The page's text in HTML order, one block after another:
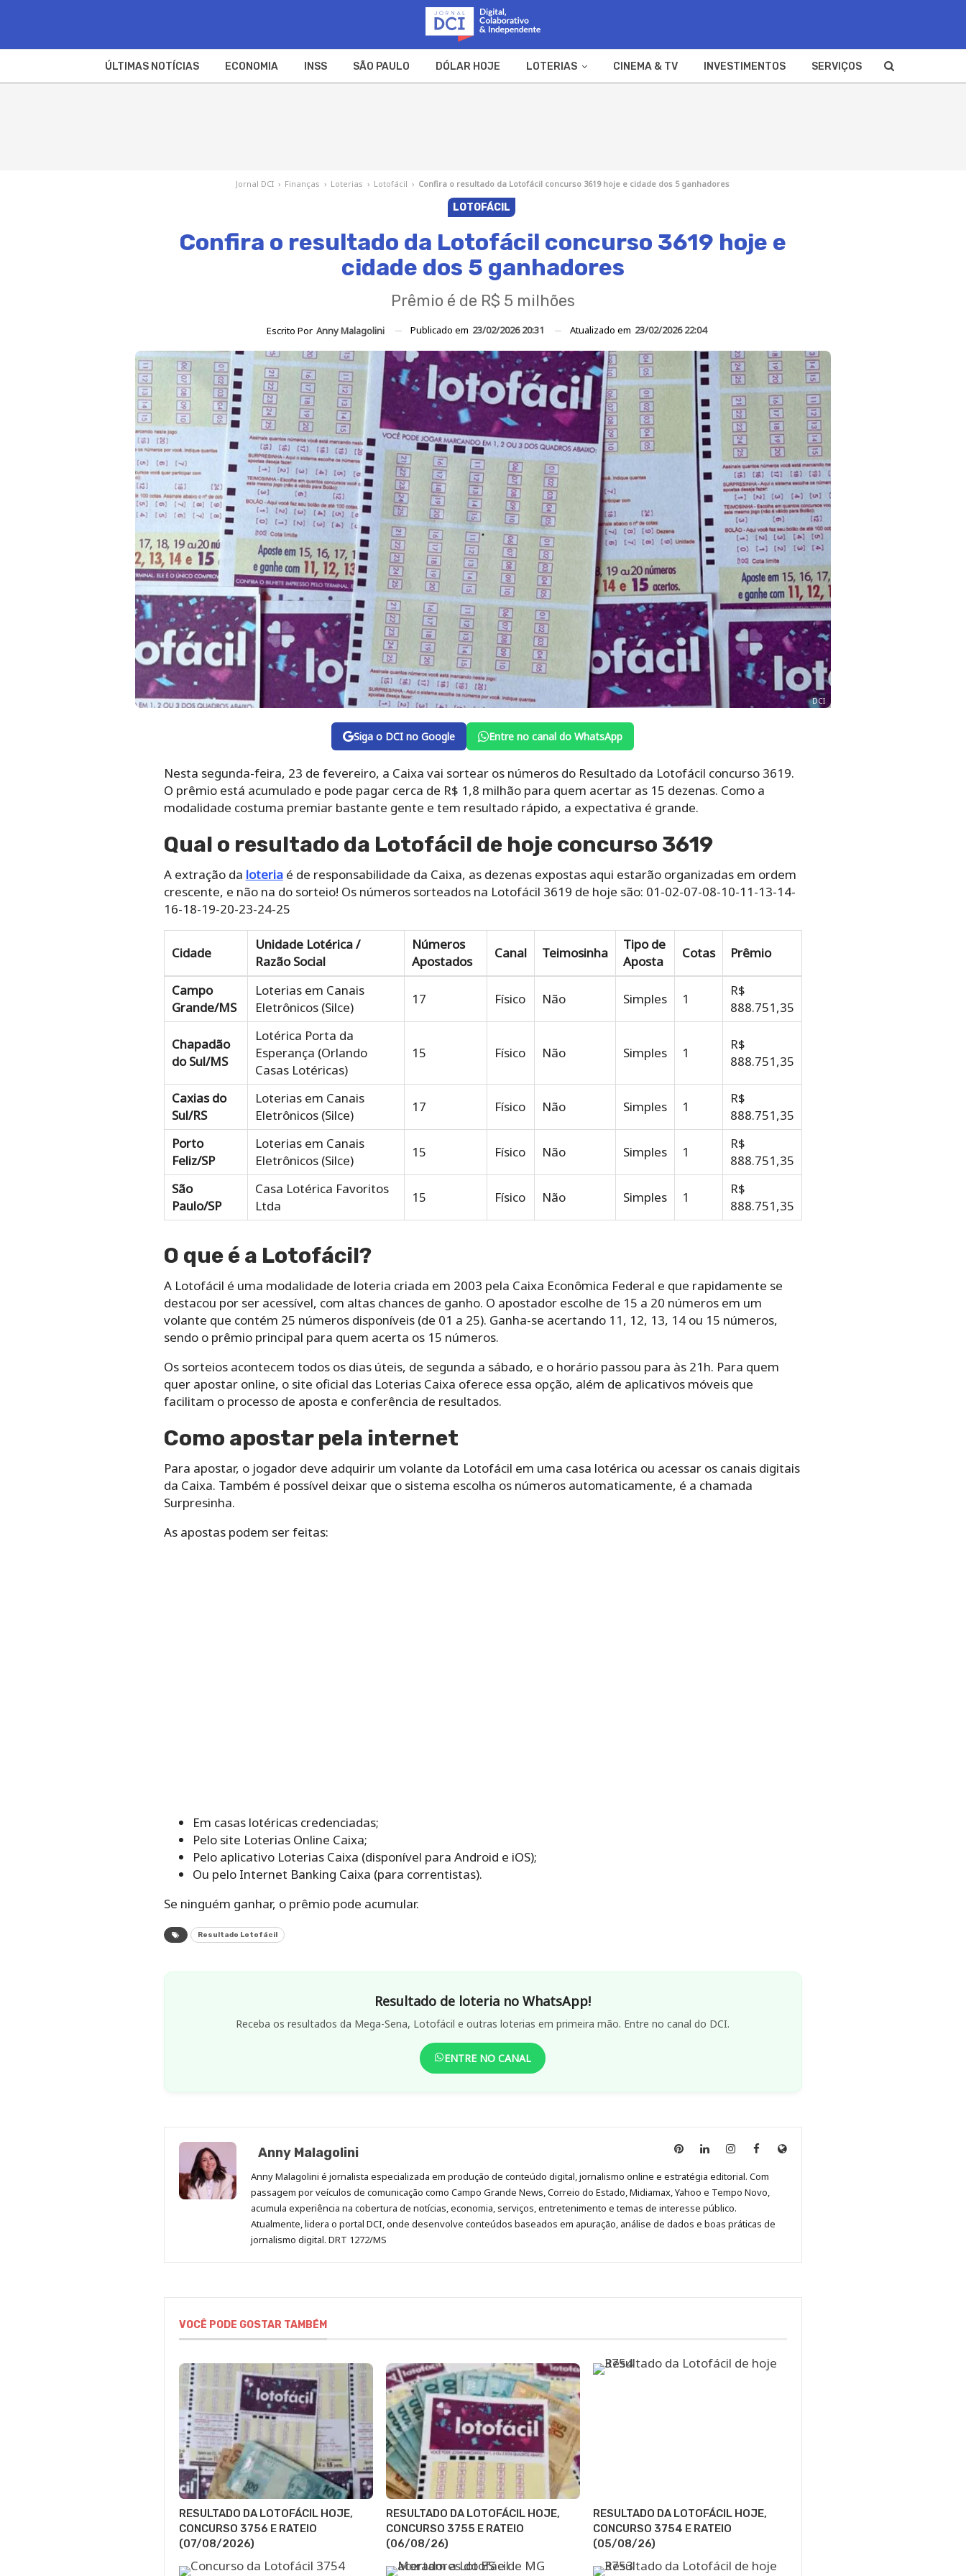
ÚLTIMAS NOTÍCIAS ECONOMIA INSS SÃO PAULO DÓLAR HOJE LOTERIAS CINEMA & TV INVESTIMENTOS SERVIÇOS
Jornal DCI › Finanças › Loterias › Lotofácil › Confira o resultado da Lotofácil concurso 3619 hoje e cidade dos 5 ganhadores
LOTOFÁCIL
Confira o resultado da Lotofácil concurso 3619 hoje e
cidade dos 5 ganhadores
Prêmio é de R$ 5 milhões
Escrito Por Anny Malagolini Publicado em 23/02/2026 20:31 Atualizado em 23/02/2026 22:04
DCI
Siga o DCI no Google Entre no canal do WhatsApp
Nesta segunda-feira, 23 de fevereiro, a Caixa vai sortear os números do Resultado da Lotofácil concurso 3619.
O prêmio está acumulado e pode pagar cerca de R$ 1,8 milhão para quem acertar as 15 dezenas. Como a
modalidade costuma premiar bastante gente e tem resultado rápido, a expectativa é grande.
Qual o resultado da Lotofácil de hoje concurso 3619
A extração da loteriaé de responsabilidade da Caixa, as dezenas expostas aqui estarão organizadas em ordem
crescente, e não na do sorteio! Os números sorteados na Lotofácil 3619 de hoje são: 01-02-07-08-10-11-13-14-
16-18-19-20-23-24-25
Cidade
Unidade Lotérica /
Razão Social
Números
Apostados
Canal Teimosinha
Tipo de
Aposta
Cotas Prêmio
Campo
Grande/MS
Loterias em Canais
Eletrônicos (Silce)
17 Físico Não Simples 1
R$
888.751,35
Chapadão
do Sul/MS
Lotérica Porta da
Esperança (Orlando
Casas Lotéricas)
15 Físico Não Simples 1
R$
888.751,35
Caxias do
Sul/RS
Loterias em Canais
Eletrônicos (Silce)
17 Físico Não Simples 1
R$
888.751,35
Porto
Feliz/SP
Loterias em Canais
Eletrônicos (Silce)
15 Físico Não Simples 1
R$
888.751,35
São
Paulo/SP
Casa Lotérica Favoritos
Ltda
15 Físico Não Simples 1
R$
888.751,35
O que é a Lotofácil?
A Lotofácil é uma modalidade de loteria criada em 2003 pela Caixa Econômica Federal e que rapidamente se
destacou por ser acessível, com altas chances de ganho. O apostador escolhe de 15 a 20 números em um
volante que contém 25 números disponíveis (de 01 a 25). Ganha-se acertando 11, 12, 13, 14 ou 15 números,
sendo o prêmio principal para quem acerta os 15 números.
Os sorteios acontecem todos os dias úteis, de segunda a sábado, e o horário passou para às 21h. Para quem
quer apostar online, o site oficial das Loterias Caixa oferece essa opção, além de aplicativos móveis que
facilitam o processo de aposta e conferência de resultados.
Como apostar pela internet
Para apostar, o jogador deve adquirir um volante da Lotofácil em uma casa lotérica ou acessar os canais digitais
da Caixa. Também é possível deixar que o sistema escolha os números automaticamente, é a chamada
Surpresinha.
As apostas podem ser feitas:
Em casas lotéricas credenciadas;
Pelo site Loterias Online Caixa;
Pelo aplicativo Loterias Caixa (disponível para Android e iOS);
Ou pelo Internet Banking Caixa (para correntistas).
Se ninguém ganhar, o prêmio pode acumular.
Resultado Lotofácil
Resultado de loteria no WhatsApp!
Receba os resultados da Mega-Sena, Lotofácil e outras loterias em primeira mão. Entre no canal do DCI.
ENTRE NO CANAL
Anny Malagolini
Anny
no
Pinterest
Anny
no
LinkedIn
Anny
no
Instagram
Anny
no
Facebook
Site
Anny Malagolini é jornalista especializada em produção de conteúdo digital, jornalismo online e estratégia editorial. Com
passagem por veículos de comunicação como Campo Grande News, Correio do Estado, Midiamax, Yahoo e Tempo Novo,
acumula experiência na cobertura de notícias, economia, serviços, entretenimento e temas de interesse público.
Atualmente, lidera o portal DCI, onde desenvolve conteúdos baseados em apuração, análise de dados e boas práticas de
jornalismo digital. DRT 1272/MS
VOCÊ PODE GOSTAR TAMBÉM
RESULTADO DA LOTOFÁCIL HOJE,
CONCURSO 3756 E RATEIO
(07/08/2026)
RESULTADO DA LOTOFÁCIL HOJE,
CONCURSO 3755 E RATEIO
(06/08/26)
RESULTADO DA LOTOFÁCIL HOJE,
CONCURSO 3754 E RATEIO
(05/08/26)